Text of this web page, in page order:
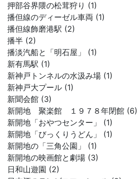
押部谷界隈の松茸狩り (1)
播但線のディーゼル車両 (1)
播但線飾磨港駅 (2)
播半 (2)
播淡汽船と「明石屋」 (1)
新有馬駅 (1)
新神戸トンネルの水汲み場 (1)
新神戸大プール (1)
新聞会館 (3)
新開地 聚楽館 １９７８年閉館 (6)
新開地「おやつセンター」 (1)
新開地「びっくりうどん」 (1)
新開地の「三角公園」 (1)
新開地の映画館と劇場 (3)
日和山遊園 (2)